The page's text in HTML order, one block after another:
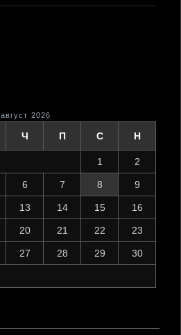
август 2026
Ч П С Н
1 2
6 7 8 9
13 14 15 16
20 21 22 23
27 28 29 30